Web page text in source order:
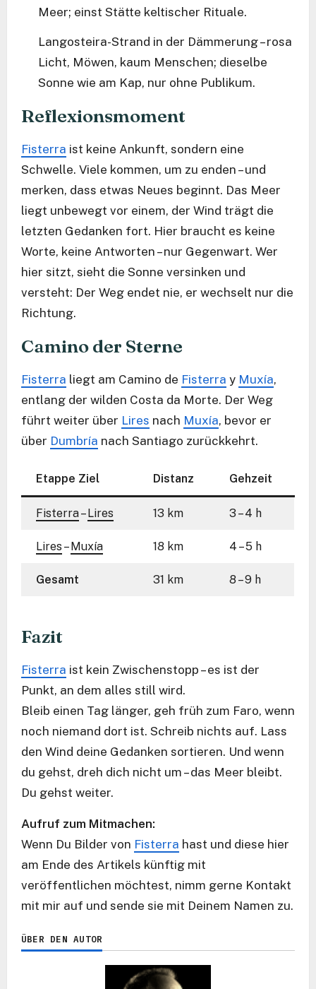
Meer; einst Stätte keltischer Rituale.
Langosteira-Strand in der Dämmerung – rosa
Licht, Möwen, kaum Menschen; dieselbe
Sonne wie am Kap, nur ohne Publikum.
Reflexionsmoment
Fisterra ist keine Ankunft, sondern eine
Schwelle. Viele kommen, um zu enden – und
merken, dass etwas Neues beginnt. Das Meer
liegt unbewegt vor einem, der Wind trägt die
letzten Gedanken fort. Hier braucht es keine
Worte, keine Antworten – nur Gegenwart. Wer
hier sitzt, sieht die Sonne versinken und
versteht: Der Weg endet nie, er wechselt nur die
Richtung.
Camino der Sterne
Fisterra liegt am Camino de Fisterra y Muxía,
entlang der wilden Costa da Morte. Der Weg
führt weiter über Lires nach Muxía, bevor er
über Dumbría nach Santiago zurückkehrt.
Etappe Ziel Distanz Gehzeit
Fisterra–Lires 13 km 3 – 4 h
Lires –Muxía 18 km 4 – 5 h
Gesamt 31 km 8 – 9 h
Fazit
Fisterra ist kein Zwischenstopp – es ist der
Punkt, an dem alles still wird.
Bleib einen Tag länger, geh früh zum Faro, wenn
noch niemand dort ist. Schreib nichts auf. Lass
den Wind deine Gedanken sortieren. Und wenn
du gehst, dreh dich nicht um – das Meer bleibt.
Du gehst weiter.
Aufruf zum Mitmachen:
Wenn Du Bilder von Fisterra hast und diese hier
am Ende des Artikels künftig mit
veröffentlichen möchtest, nimm gerne Kontakt
mit mir auf und sende sie mit Deinem Namen zu.
ÜBER DEN AUTOR